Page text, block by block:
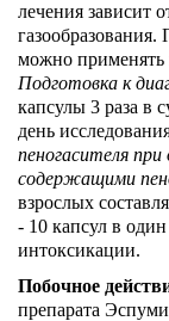
лечения зависит
можно применять
Подготовка к
капсулы 3 раза в
день
пеногасителя
содержащими
взрослых
- 10 капсул в
интоксикации.
Побочное
препарата